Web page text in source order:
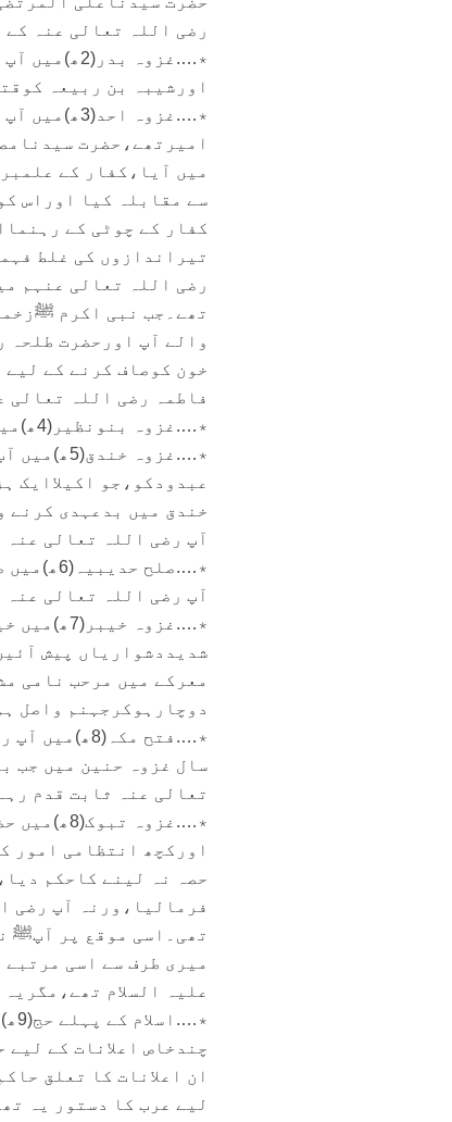
رضی اللہ تعالی عنہ
٭….غزوہ
اورشیبہ بن ربیعہ
٭….غزوہ
امیرتھے،حضرت
میں آیا،کفار کے
سے مقابلہ کیا اوراس
کفار کے چوٹی کے
تیراندازوں کی غلط
رضی اللہ تعالی عنہم
تھے۔جب نبی اکرم
والے آپ اورحضرت
خون کوصاف کرنے کے لیے
فاطمہ رضی اللہ تعالی
٭….غزوہ بنونظیر(4ھ)میں آپ رضی اللہ تعالی عنہ کے ہاتھ میں لشکر اسلام کاعلم تھا۔
٭….غزوہ
عبدودکو،جو اکیلاایک
خندق میں بدعہدی کرنے
آپ رضی اللہ تعالی عنہ
٭….صلح
آپ رضی اللہ تعالی
شدیددشواریاں پیش
معرکے میں مرحب نامی
دوچارہوکرجہنم واصل
٭….فتح
سال غزوہ حنین میں جب
تعالی عنہ ثابت قدم
٭….غزوہ
اورکچھ انتظامی امور
حصہ نہ لینے کاحکم
فرمالیا،ورنہ آپ رضی
تھی۔اسی موقع پر آپﷺ
میری طرف سے اسی
علیہ السلام
چندخاص اعلانات کے
ان اعلانات کا تعلق
لیے عرب کا دستور یہ